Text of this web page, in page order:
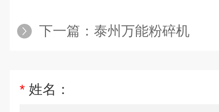
下一篇： 泰州万能粉碎机
* 姓名：